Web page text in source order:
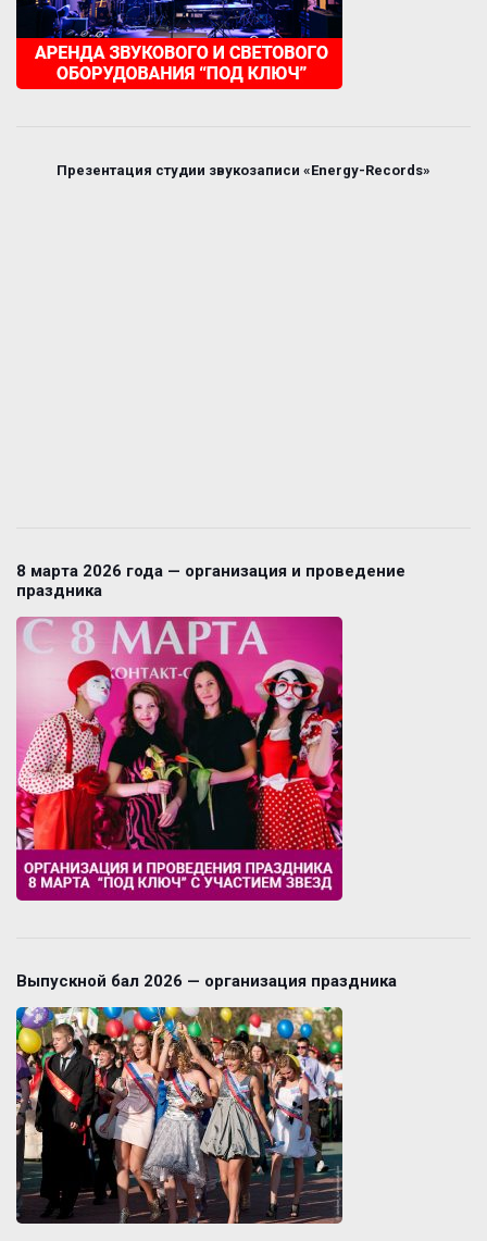
Презентация студии звукозаписи «Energy-Records»
8 марта 2026 года — организация и проведение
праздника
Выпускной бал 2026 — организация праздника